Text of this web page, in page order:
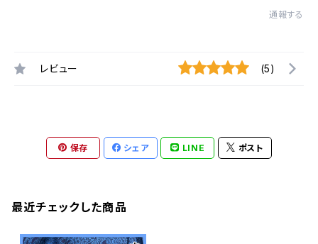
通報する
レビュー (5)
保存 シェア LINE ポスト
最近チェックした商品